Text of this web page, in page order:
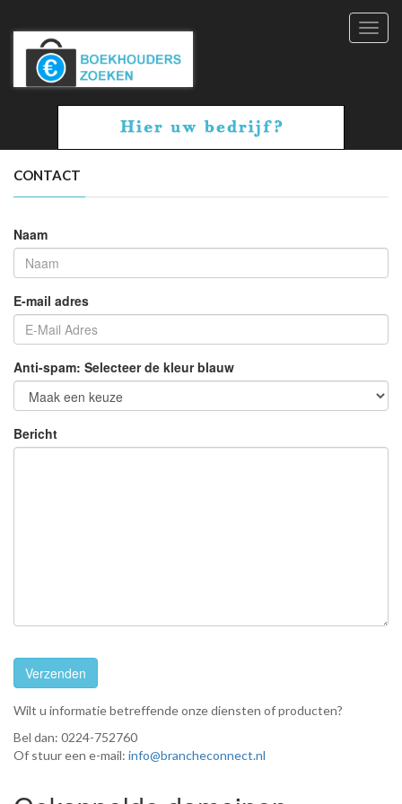
CONTACT
Naam
E-mail adres
Anti-spam: Selecteer de kleur blauw
Bericht
Wilt u informatie betreffende onze diensten of producten?
Bel dan: 0224-752760
Of stuur een e-mail: info@brancheconnect.nl